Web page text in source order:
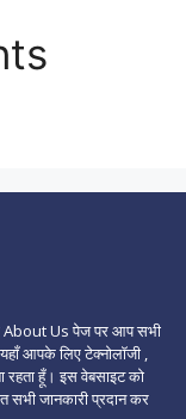
About Us पेज पर आप सभी
आपके लिए टेक्नोलॉजी ,
रहता हूँ। इस वेबसाइट को
सभी जानकारी प्रदान कर